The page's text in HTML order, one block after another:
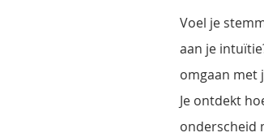
Voel je
aan je
omgaan met
Je ontdekt
onderscheid